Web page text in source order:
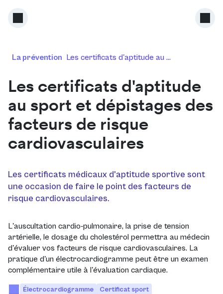
La prévention Les certificats d'aptitude au ...
Les certificats d'aptitude
au sport et dépistages des
facteurs de risque
cardiovasculaires
Les certificats médicaux d'aptitude sportive sont
une occasion de faire le point des facteurs de
risque cardiovasculaires.
L'auscultation cardio-pulmonaire, la prise de tension
artérielle, le dosage du cholestérol permettra au médecin
d'évaluer vos facteurs de risque cardiovasculaires. La
pratique d'un électrocardiogramme peut être un examen
complémentaire utile à l'évaluation cardiaque.
Électrocardiogramme Certificat sport